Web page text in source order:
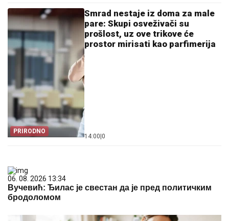
PRIRODNO
Smrad nestaje iz doma za male
pare: Skupi osveživači su
prošlost, uz ove trikove će
prostor mirisati kao parfimerija
14:00 0
06. 08. 2026 13:34
Вучевић: Ђилас је свестан да је пред политичким
бродоломом